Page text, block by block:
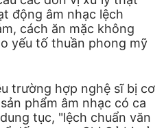
động âm nhạc lệch
cách ăn mặc không
yếu tố thuần phong mỹ
trường hợp nghệ sĩ bị cơ
phẩm âm nhạc có ca
tục, "lệch chuẩn văn